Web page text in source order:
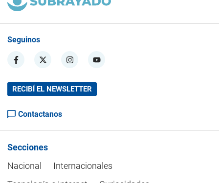
Seguinos
RECIBÍ EL NEWSLETTER
Contactanos
Secciones
Nacional
Internacionales